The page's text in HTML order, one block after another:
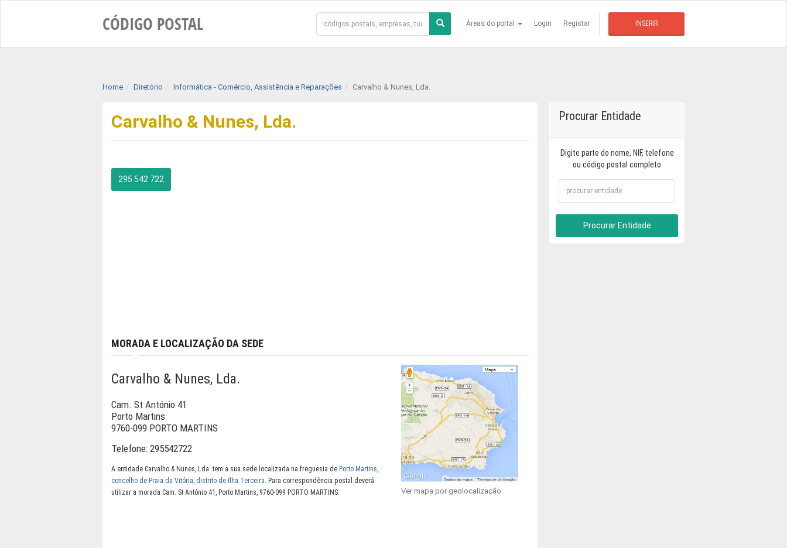
CÓDIGO POSTAL Áreas do portal Login Registar INSERIR
Home Diretório Informática - Comércio, Assistência e Reparações Carvalho & Nunes, Lda.
Carvalho & Nunes, Lda.
295 542 722
MORADA E LOCALIZAÇÃO DA SEDE
Carvalho & Nunes, Lda.
Cam. St António 41
Porto Martins
9760-099 PORTO MARTINS
Telefone: 295542722
A entidade Carvalho & Nunes, Lda. tem a sua sede localizada na freguesia de Porto Martins,
concelho de Praia da Vitória, distrito de Ilha Terceira. Para correspondência postal deverá
utilizar a morada Cam. St António 41, Porto Martins, 9760-099 PORTO MARTINS.
Ver mapa por geolocalização
Procurar Entidade
Digite parte do nome, NIF, telefone
ou código postal completo
Procurar Entidade